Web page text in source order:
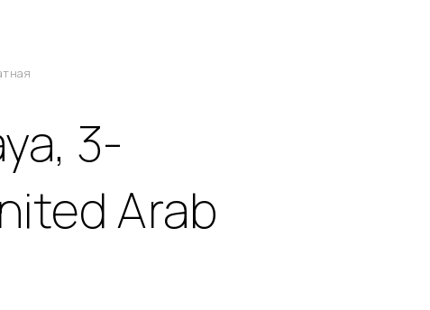
3-
Arab